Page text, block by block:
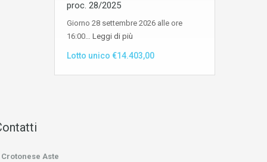
proc. 28/2025
Giorno 28 settembre 2026 alle ore
16:00… Leggi di più
Lotto unico €14.403,00
Aste